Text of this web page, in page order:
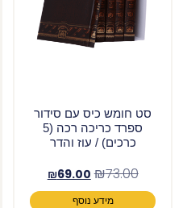
סט חומש כיס עם סידור
ספרד כריכה רכה (5
כרכים) / עוז והדר
₪73.00
₪69.00
מידע נוסף